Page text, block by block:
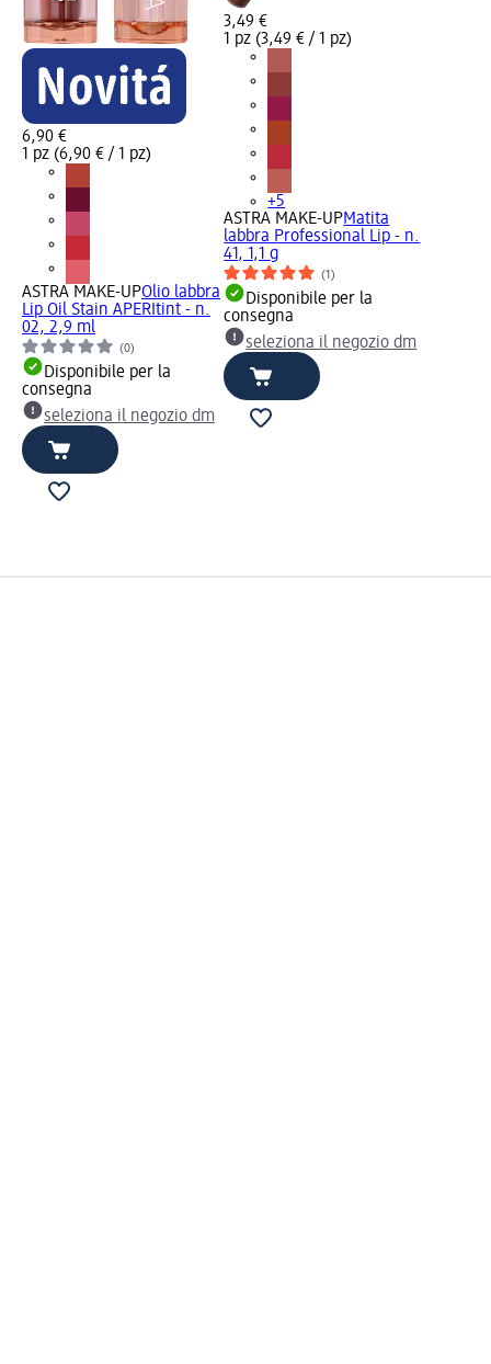
6,90 €
1 pz (6,90 € / 1 pz)
ASTRA MAKE-UPOlio labbra
Lip Oil Stain APERItint - n.
02, 2,9 ml
(0)
Disponibile per la
consegna
seleziona il negozio dm
3,49 €
1 pz (3,49 € / 1 pz)
+5
ASTRA MAKE-UPMatita
labbra Professional Lip - n.
41, 1,1 g
(1)
Disponibile per la
consegna
seleziona il negozio dm